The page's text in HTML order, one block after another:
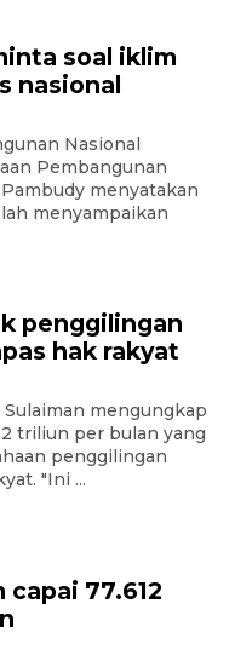
soal iklim
nasional
Nasional
Pembangunan
menyatakan
menyampaikan
penggilingan
hak rakyat
mengungkap
triliun per bulan yang
penggilingan
"Ini ...
77.612